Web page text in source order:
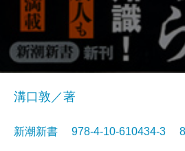
溝口敦／著
新潮新書 978-4-10-610434-3